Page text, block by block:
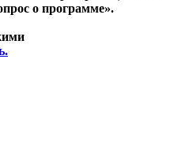
о программе».